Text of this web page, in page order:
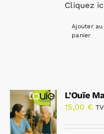
Cliquez
Ajouter au
panier
L’Ouïe
15,00 €